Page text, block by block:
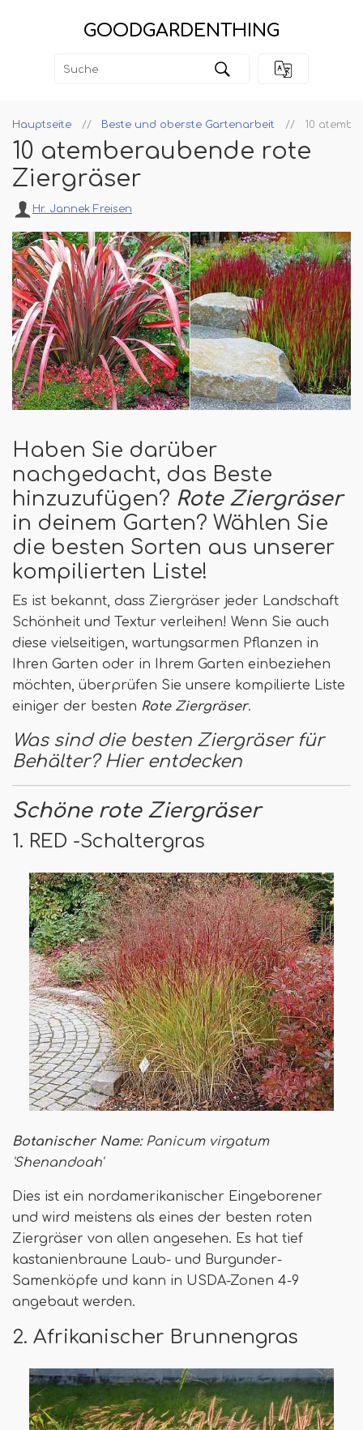
GOODGARDENTHING
Hauptseite Beste und oberste Gartenarbeit 10
10 atemberaubende rote
Ziergräser
Hr. Jannek Freisen
Haben Sie darüber
nachgedacht, das Beste
hinzuzufügen? Rote Ziergräser
in deinem Garten? Wählen Sie
die besten Sorten aus unserer
kompilierten Liste!
Es ist bekannt, dass Ziergräser jeder Landschaft
Schönheit und Textur verleihen! Wenn Sie auch
diese vielseitigen, wartungsarmen Pflanzen in
Ihren Garten oder in Ihrem Garten einbeziehen
möchten, überprüfen Sie unsere kompilierte Liste
einiger der besten Rote Ziergräser.
Was sind die besten Ziergräser für
Behälter? Hier entdecken
Schöne rote Ziergräser
1. RED -Schaltergras
Botanischer Name:Panicum virgatum
'Shenandoah'
Dies ist ein nordamerikanischer Eingeborener
und wird meistens als eines der besten roten
Ziergräser von allen angesehen. Es hat tief
kastanienbraune Laub- und Burgunder-
Samenköpfe und kann in USDA-Zonen 4-9
angebaut werden.
2. Afrikanischer Brunnengras